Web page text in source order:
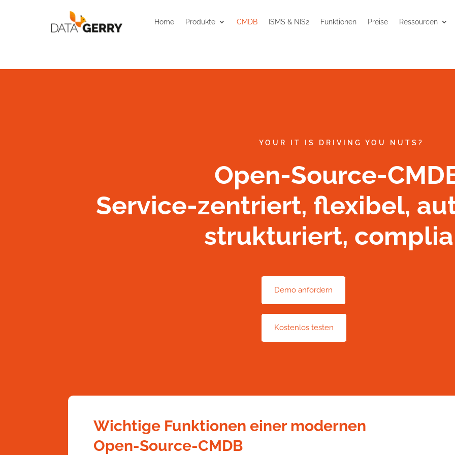
Home Produkte CMDB ISMS & NIS2 Funktionen Preise Ressourcen
YOUR IT IS DRIVING YOU NUTS?
Open-Source-
Service-zentriert, flexibel,
strukturiert,
Demo anfordern
Kostenlos testen
Wichtige Funktionen einer modernen
Open-Source-CMDB